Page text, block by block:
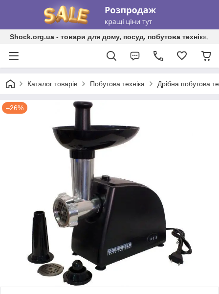
Shock.org.ua - товари для дому, посуд, побутова техніка,
Каталог товарів Побутова техніка Дрібна побутова
–26%